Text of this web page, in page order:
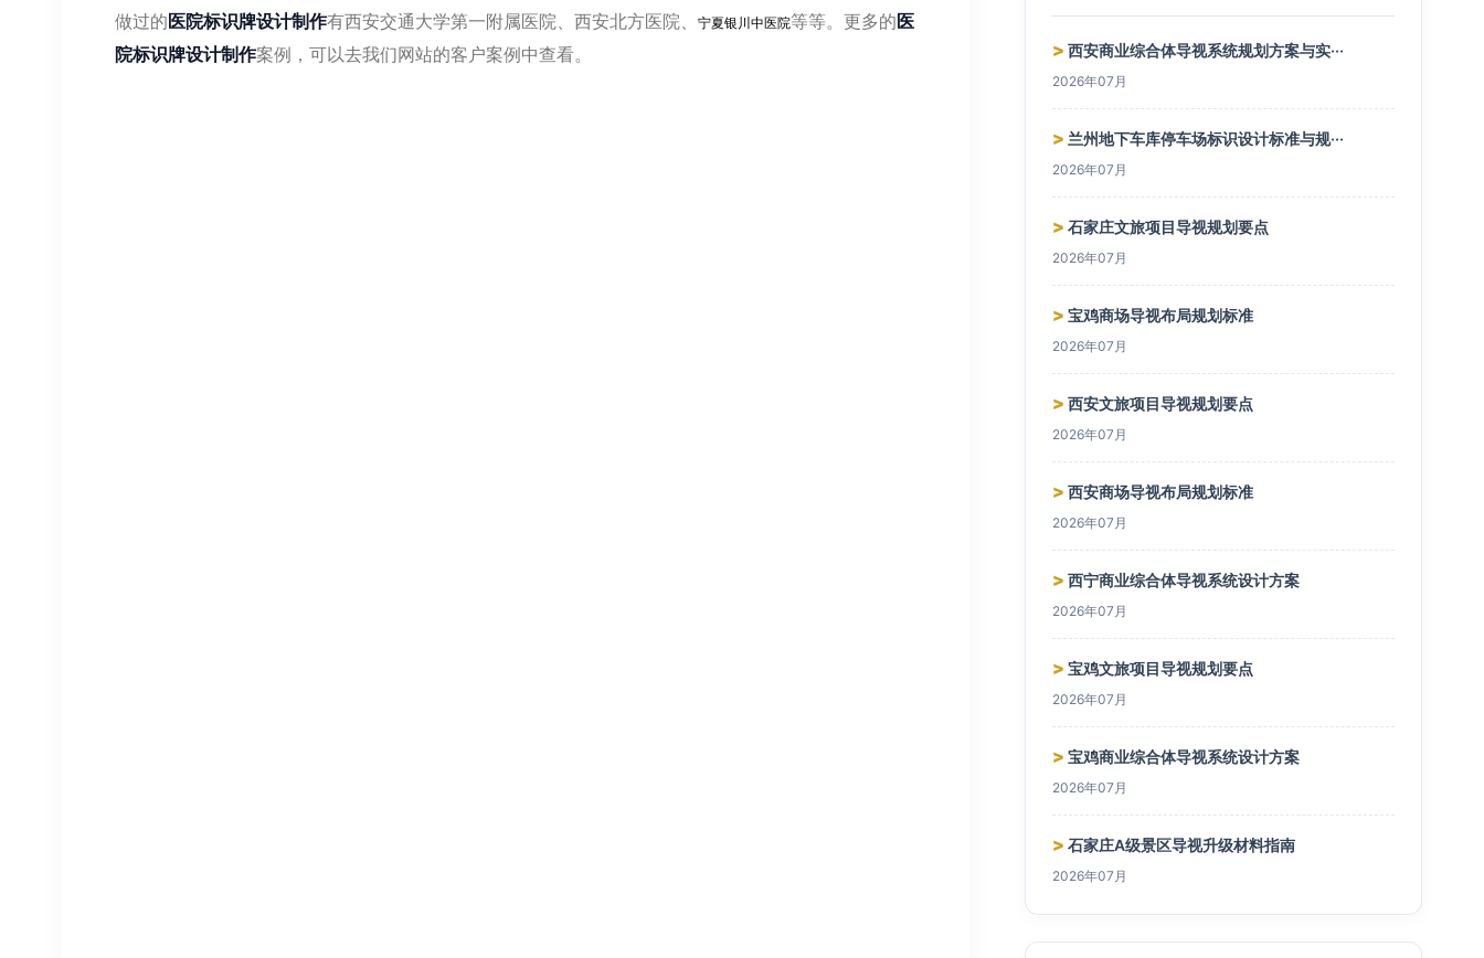
做过的医院标识牌设计制作有西安交通大学第一附属医院、西安北方医院、 宁夏银川中医院等等。更多的医
院标识牌设计制作案例，可以去我们网站的客户案例中查看。 > 西安商业综合体导视系统规划方案与实···
2026年07月
> 兰州地下车库停车场标识设计标准与规···
2026年07月
> 石家庄文旅项目导视规划要点
2026年07月
> 宝鸡商场导视布局规划标准
2026年07月
> 西安文旅项目导视规划要点
2026年07月
> 西安商场导视布局规划标准
2026年07月
> 西宁商业综合体导视系统设计方案
2026年07月
> 宝鸡文旅项目导视规划要点
2026年07月
> 宝鸡商业综合体导视系统设计方案
2026年07月
> 石家庄A级景区导视升级材料指南
2026年07月